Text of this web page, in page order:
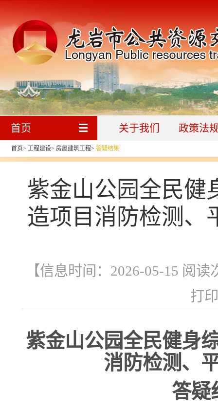
首页 关于我们 政策法
首页> 工程建设> 房屋建筑工程> 答疑结果
紫金山公园全民健
造项目消防检测、
【信息时间：2026-05-15 阅读
打
紫金山公园全民健身
消防检测、
答疑